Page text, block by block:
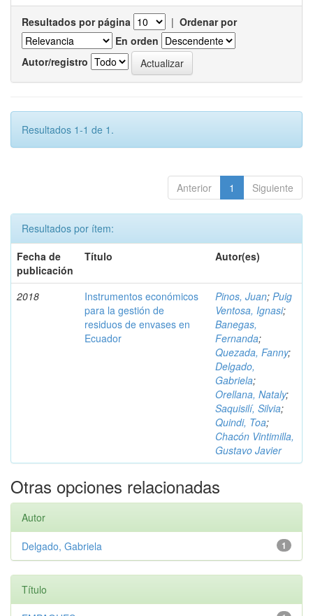
Resultados por página | Ordenar por
En orden
Autor/registro
Resultados 1-1 de 1.
Anterior 1 Siguiente
Resultados por ítem:
Fecha de
publicación
Título Autor(es)
2018
Instrumentos económicos
para la gestión de
residuos de envases en
Ecuador
Pinos, Juan; Puig
Ventosa, Ignasi;
Banegas,
Fernanda;
Quezada, Fanny;
Delgado,
Gabriela;
Orellana, Nataly;
Saquisilí, Silvia;
Quindi, Toa;
Chacón Vintimilla,
Gustavo Javier
Otras opciones relacionadas
Autor
1
Delgado, Gabriela
Título